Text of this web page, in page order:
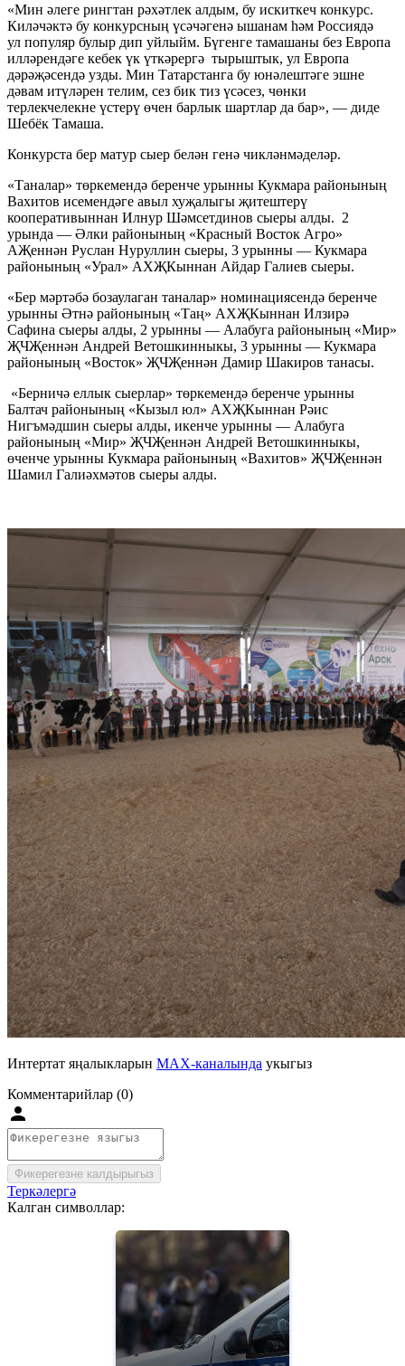
«Мин әлеге рингтан рәхәтлек алдым, бу искиткеч конкурс.
Киләчәктә бу конкурсның үсәчәгенә ышанам һәм Россиядә
ул популяр булыр дип уйлыйм. Бүгенге тамашаны без Европа
илләрендәге кебек үк үткәрергә тырыштык, ул Европа
дәрәҗәсендә узды. Мин Татарстанга бу юнәлештәге эшне
дәвам итүләрен телим, сез бик тиз үсәсез, чөнки
терлекчелекне үстерү өчен барлык шартлар да бар», — диде
Шебёк Тамаша.
Конкурста бер матур сыер белән генә чикләнмәделәр.
«Таналар» төркемендә беренче урынны Кукмара районының
Вахитов исемендәге авыл хуҗалыгы җитештерү
кооперативыннан Илнур Шәмсетдинов сыеры алды. 2
урында — Әлки районының «Красный Восток Агро»
АҖеннән Руслан Нуруллин сыеры, 3 урынны — Кукмара
районының «Урал» АХҖКыннан Айдар Галиев сыеры.
«Бер мәртәбә бозаулаган таналар» номинациясендә беренче
урынны Әтнә районының «Таң» АХҖКыннан Илзирә
Сафина сыеры алды, 2 урынны — Алабуга районының «Мир»
ҖЧҖеннән Андрей Ветошкинныкы, 3 урынны — Кукмара
районының «Восток» ҖЧҖеннән Дамир Шакиров танасы.
«Берничә еллык сыерлар» төркемендә беренче урынны
Балтач районының «Кызыл юл» АХҖКыннан Рәис
Нигъмәдшин сыеры алды, икенче урынны — Алабуга
районының «Мир» ҖЧҖеннән Андрей Ветошкинныкы,
өченче урынны Кукмара районының «Вахитов» ҖЧҖеннән
Шамил Галиәхмәтов сыеры алды.
Интертат яңалыкларын MAX-каналында укыгыз
Комментарийлар (0)
Фикерегезне калдырыгыз
Теркәлергә
Калган символлар: